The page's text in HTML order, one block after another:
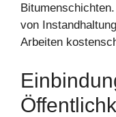
von
Arbeiten